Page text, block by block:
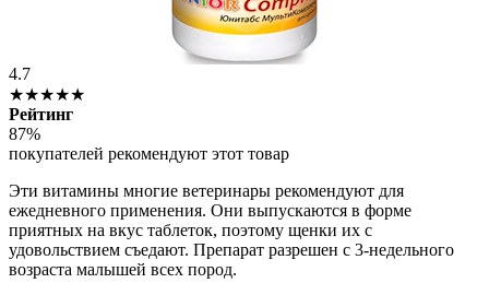
4.7
★★★★★
Рейтинг
87%
покупателей рекомендуют этот товар
Эти витамины многие ветеринары рекомендуют для
ежедневного применения. Они выпускаются в форме
приятных на вкус таблеток, поэтому щенки их с
удовольствием съедают. Препарат разрешен с 3-недельного
возраста малышей всех пород.